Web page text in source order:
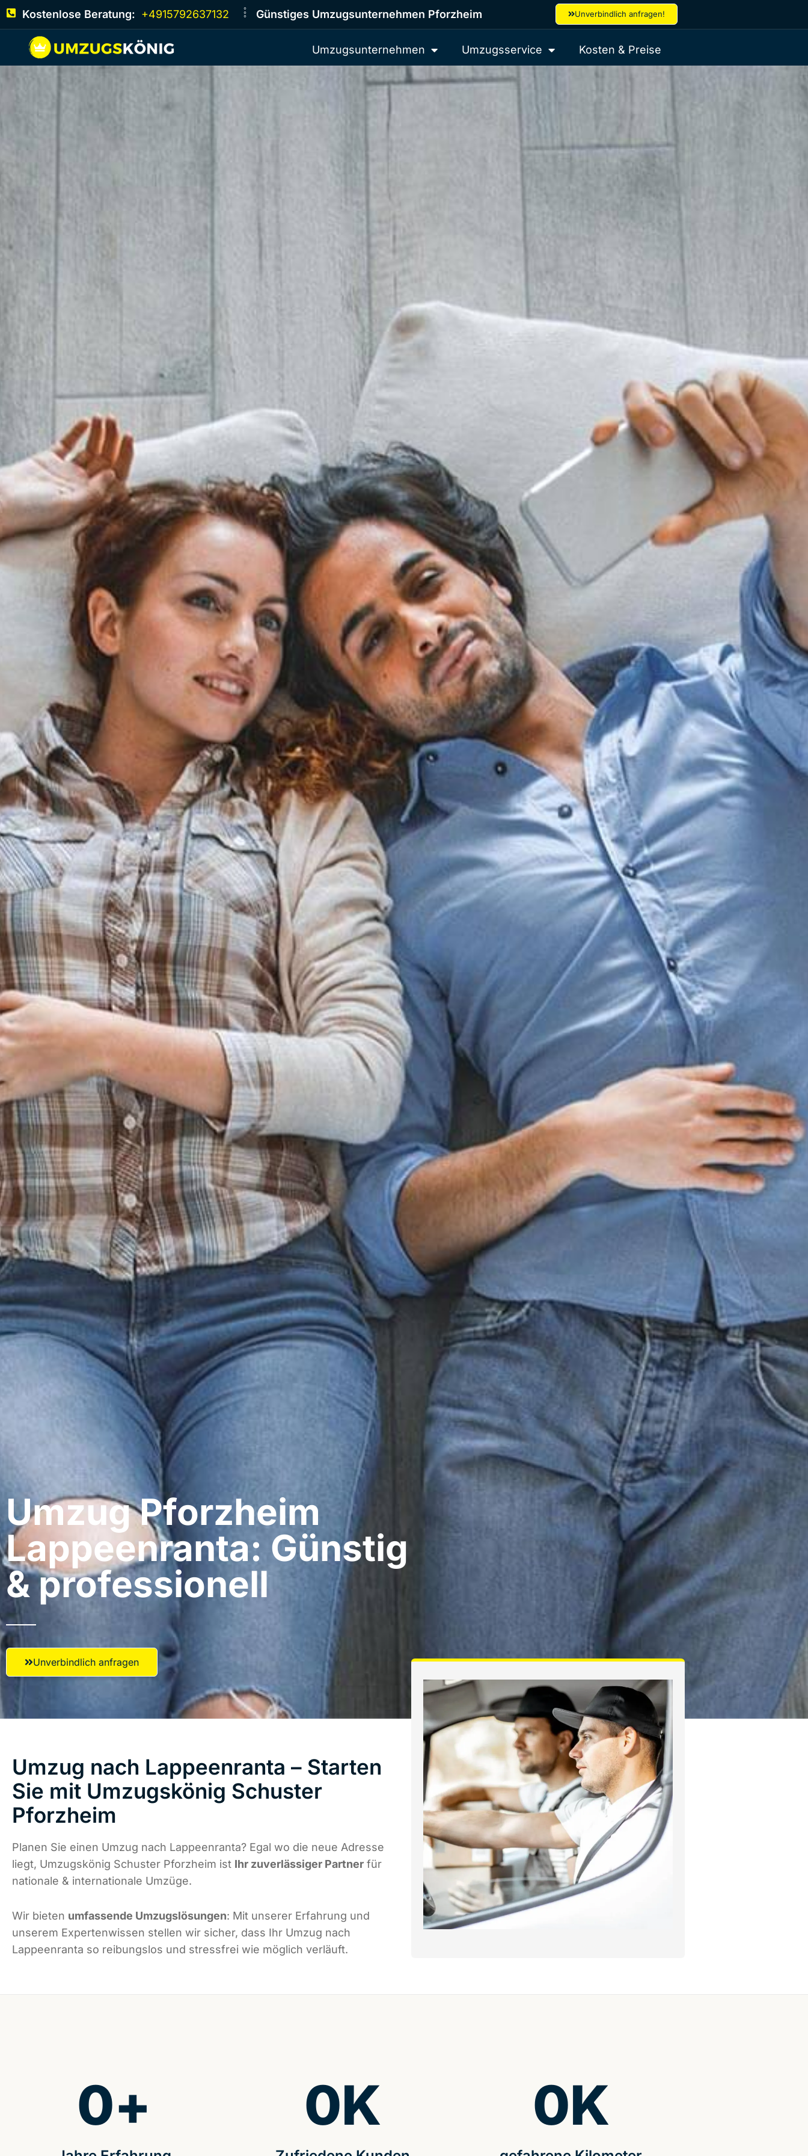
Kostenlose Beratung: +4915792637132 Günstiges Umzugsunternehmen Pforzheim Unverbindlich anfragen!
Umzugsunternehmen Umzugsservice Kosten & Preise
Umzug Pforzheim​
Lappeenranta: Günstig
& professionell​
Unverbindlich anfragen
Umzug nach Lappeenranta – Starten
Sie mit Umzugskönig Schuster
Pforzheim
Planen Sie einen Umzug nach Lappeenranta? Egal wo die neue Adresse
liegt, Umzugskönig Schuster Pforzheim ist Ihr zuverlässiger Partner für
nationale & internationale Umzüge.
Wir bieten umfassende Umzugslösungen: Mit unserer Erfahrung und
unserem Expertenwissen stellen wir sicher, dass Ihr Umzug nach
Lappeenranta so reibungslos und stressfrei wie möglich verläuft.
0+ 0K 0K